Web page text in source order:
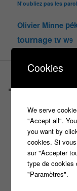
N'oubliez pas les
Olivier Minne
tournagetv W9
Castings
C’est quoi un
Harry
Motus
Slam
C’est quoi un
Tous les
Les 12 coups
Cookies
We serve
"Accept all".
you want by
cookies. Si
sur "Accepter
type de cookies
"Paramètres".